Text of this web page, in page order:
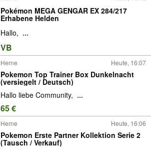
Pokémon MEGA GENGAR EX 284/217
Erhabene Helden
Hallo, ...
VB
Herne Heute, 16:07
Pokemon Top Trainer Box Dunkelnacht
(versiegelt / Deutsch)
Hallo liebe Community, ...
65 €
Herne Heute, 16:06
Pokemon Erste Partner Kollektion Serie 2
(Tausch / Verkauf)